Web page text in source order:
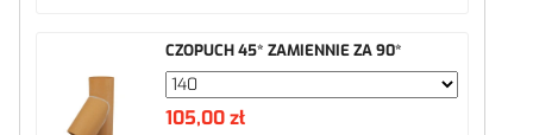
CZOPUCH 45* ZAMIENNIE ZA 90*
105,00 zł